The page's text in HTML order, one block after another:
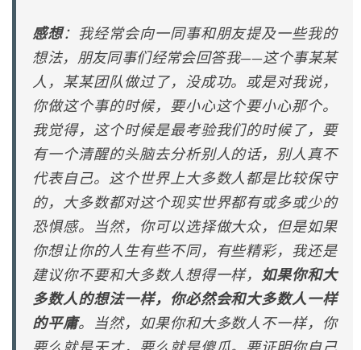
感想：我经常会向一同事和朋友提及一些我的
想法，朋友同事们经常会回答我——这个事某某
人，某某团队做过了，没成功。或是对我说，
你做这个事的时候，要小心这个要小心那个。
我觉得，这个时候是最考验我们的时候了，要
有一个清醒的头脑去分析别人的话，别人真不
代表自己。这个世界上大多数人都是比较保守
的，大多数都对这个现实世界都有或多或少的
恐惧感。当然，你可以选择做大众，但是如果
你想让你的人生有些不同，有些精彩，我还是
建议你不要和大多数人想得一样，如果你和大
多数人的想法一样，你必然会和大多数人一样
的平庸。当然，如果你和大多数人不一样，你